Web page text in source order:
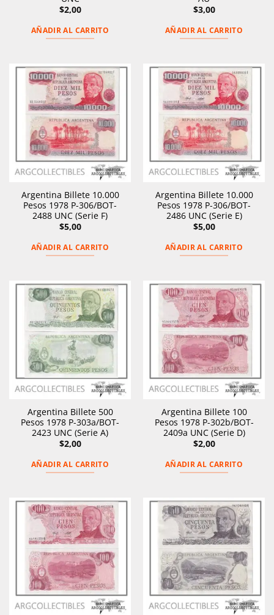
$2,00
AÑADIR AL CARRITO
$3,00
AÑADIR AL CARRITO
Argentina Billete 10.000
Pesos 1978 P-306/BOT-
2488 UNC (Serie F)
$5,00
AÑADIR AL CARRITO
Argentina Billete 10.000
Pesos 1978 P-306/BOT-
2486 UNC (Serie E)
$5,00
AÑADIR AL CARRITO
Argentina Billete 500
Pesos 1978 P-303a/BOT-
2423 UNC (Serie A)
$2,00
AÑADIR AL CARRITO
Argentina Billete 100
Pesos 1978 P-302b/BOT-
2409a UNC (Serie D)
$2,00
AÑADIR AL CARRITO